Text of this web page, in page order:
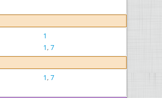
1
1, 7
1, 7